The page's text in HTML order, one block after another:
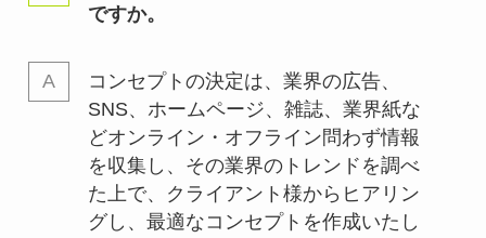
ですか。
コンセプトの決定は、業界の広告、
SNS、ホームページ、雑誌、業界紙な
どオンライン・オフライン問わず情報
を収集し、その業界のトレンドを調べ
た上で、クライアント様からヒアリン
グし、最適なコンセプトを作成いたし